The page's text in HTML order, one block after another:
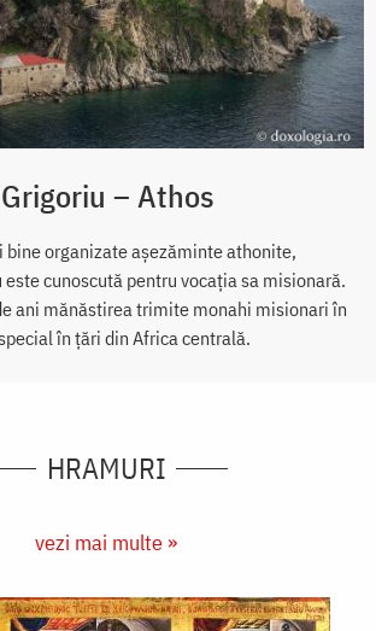
– Athos
bine organizate aşezăminte athonite,
cunoscută pentru vocaţia sa misionară.
ani mănăstirea trimite monahi misionari în
în ţări din Africa centrală.
HRAMURI
vezi mai multe »